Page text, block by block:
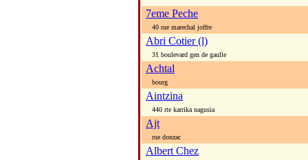
7eme Peche
40 rue marechal joffre
Abri Cotier (l)
31 boulevard gen de gaulle
Achtal
bourg
Aintzina
440 rte karrika nagusia
Ajt
rue donzac
Albert Chez